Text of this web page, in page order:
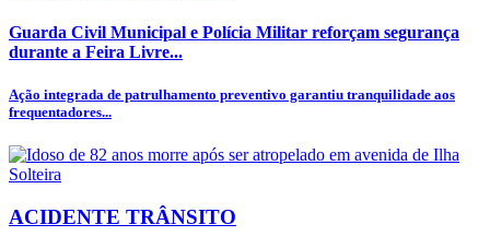
Guarda Civil Municipal e Polícia Militar reforçam segurança
durante a Feira Livre...
Ação integrada de patrulhamento preventivo garantiu tranquilidade aos
frequentadores...
ACIDENTE TRÂNSITO